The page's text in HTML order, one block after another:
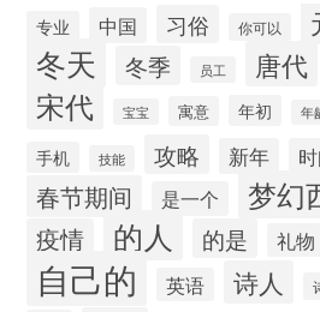
专业 中国 习俗 你可以
冬天 冬季 员工 唐代
宋代 宝宝 寓意 年初 年
手机 技能 攻略 新年
春节期间 是一个 梦幻
疫情 的人 的是 礼物
自己的 英语 诗人